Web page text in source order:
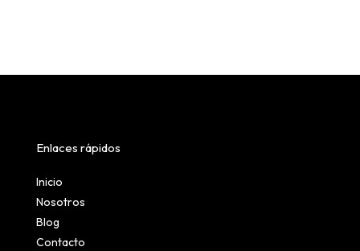
Enlaces rápidos
Inicio
Nosotros
Blog
Contacto